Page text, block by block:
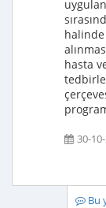
hasta
30-
Bu